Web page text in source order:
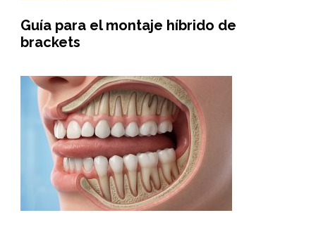
Guía para el montaje híbrido de
brackets